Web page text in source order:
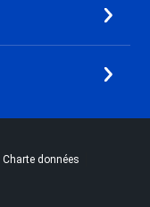
|Charte données